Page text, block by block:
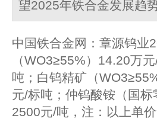
望2025年铁合金发展趋势
中国铁合金网：章源钨业
（WO3≥55%）14.20万
吨；白钨精矿（
元/标吨；仲钨酸铵（国
2500元/吨，注：以上单价